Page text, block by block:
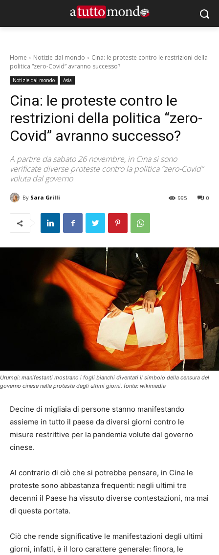
Home Notizie dal mondo
Cina: le proteste contro le restrizioni della
politica “zero-Covid” avranno successo?
Notizie dal mondo Asia
Cina: le proteste contro le
restrizioni della politica “zero-
Covid” avranno successo?
A partire da sabato 26 novembre, in Cina si sono
verificate diverse proteste contro la politica “zero-Covid”
voluta dal governo
By Sara Grilli 0
995
Urumqi: manifestanti mostrano i fogli bianchi diventati il simbolo della censura del
governo cinese nelle proteste degli ultimi giorni. fonte: wikimedia
Decine di migliaia di persone stanno manifestando
assieme in tutto il paese da diversi giorni contro le
misure restrittive per la pandemia volute dal governo
cinese.
Al contrario di ciò che si potrebbe pensare, in Cina le
proteste sono abbastanza frequenti: negli ultimi tre
decenni il Paese ha vissuto diverse contestazioni, ma mai
di questa portata.
Ciò che rende significative le manifestazioni degli ultimi
giorni, infatti, è il loro carattere generale: finora, le